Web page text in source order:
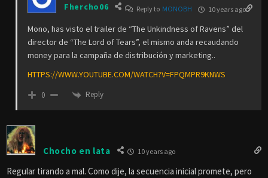
Fhercho06 Reply to MONOBH 10 years ago
Mono, has visto el trailer de “The Unkindness of Ravens” del
director de “The Lord of Tears”, el mismo anda recaudando
money para la campaña de distribución y marketing..
HTTPS://WWW.YOUTUBE.COM/WATCH?V=FPQMPR9KNWS
0 Reply
Chocho en lata 10 years ago
Regular tirando a mal. Como dije, la secuencia inicial promete, pero